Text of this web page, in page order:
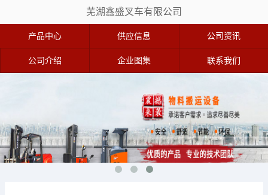
芜湖鑫盛叉车有限公司
产品中心 供应信息 公司资讯
公司介绍 企业图集 联系我们